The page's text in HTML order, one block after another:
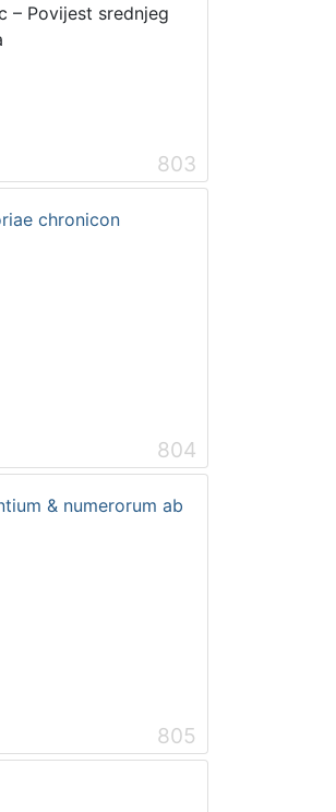
– Povijest srednjeg
803
chronicon
804
& numerorum ab
805